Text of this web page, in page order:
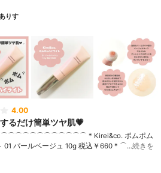
りす
4.00
るだけ簡単ツヤ肌💗
* Kirei&co. ポムポム
01 パールベージュ 10g 税込￥660 * ⌒…続きを